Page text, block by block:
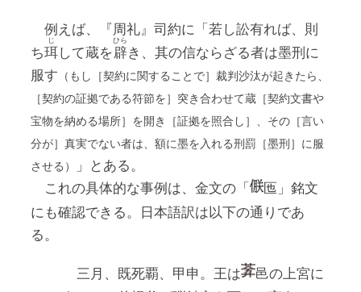
例えば、『周礼』司約に「若し訟有れば、則
ち珥
じ
して蔵を辟
ひら
き、其の信ならざる者は墨刑に
服す （もし［契約に関することで］裁判沙汰が起きたら、
［契約の証拠である符節を］突き合わせて蔵［契約文書や
宝物を納める場所］を開き［証拠を照合し］、その［言い
分が］真実でない者は、額に墨を入れる刑罰［墨刑］に服
させる）
」とある。
これの具体的な事例は、金文の「
匜」銘文
にも確認できる。日本語訳は以下の通りであ
る。
三月、既死覇、甲申。王は
邑の上宮に